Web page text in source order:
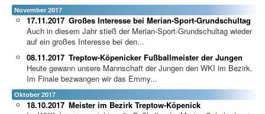
November 2017
Großes Interesse bei Merian-Sport-Grundschultag
17.11.2017
Auch in diesem Jahr stieß der Merian-Sport-Grundschultag wieder
auf ein großes Interesse bei den...
Treptow-Köpenicker Fußballmeister der Jungen
08.11.2017
Heute gewann unsere Mannschaft der Jungen den WKI im Bezirk.
Im Finale bezwangen wir das Emmy...
Oktober 2017
Meister im Bezirk Treptow-Köpenick
18.10.2017